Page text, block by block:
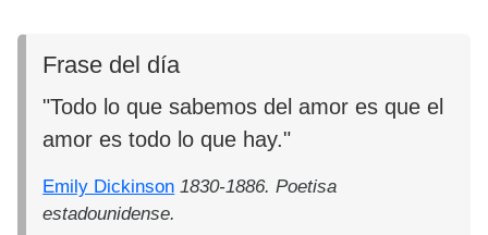
Frase del día
"Todo lo que sabemos del amor es que el
amor es todo lo que hay."
Emily Dickinson 1830-1886. Poetisa
estadounidense.